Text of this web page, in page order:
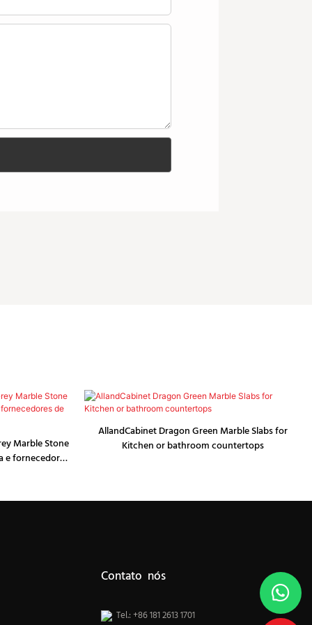
Marble Stone
e fornecedores
AllandCabinet Dragon Green Marble Slabs for
Kitchen or bathroom countertops
Contato nós
Tel.: +86 181 2613 1701